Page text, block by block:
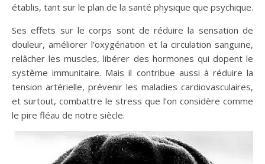
établis, tant sur le plan de la santé physique que psychique.
Ses effets sur le corps sont de réduire la sensation de
douleur, améliorer l’oxygénation et la circulation sanguine,
relâcher les muscles, libérer des hormones qui dopent le
système immunitaire. Mais il contribue aussi à réduire la
tension artérielle, prévenir les maladies cardiovasculaires,
et surtout, combattre le stress que l’on considère comme
le pire fléau de notre siècle.